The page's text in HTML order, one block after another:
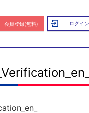
会員登録(無料) ログイン